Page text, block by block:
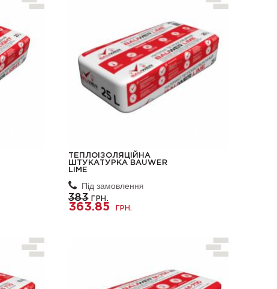
ТЕПЛОІЗОЛЯЦІЙНА
ШТУКАТУРКА BAUWER
LIME
Під замовлення
383ГРН.
363.85 ГРН.